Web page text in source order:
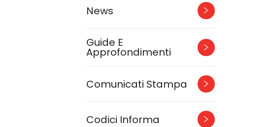
News
Guide E
Approfondimenti
Comunicati Stampa
Codici Informa